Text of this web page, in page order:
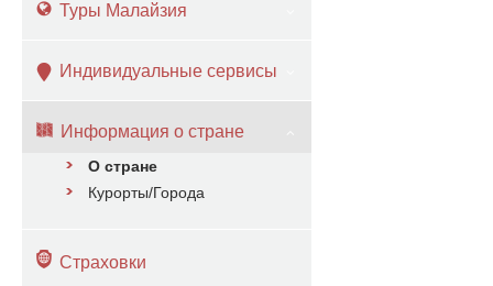
Туры Малайзия
Индивидуальные сервисы
Информация о стране
О стране
Курорты/Города
Страховки